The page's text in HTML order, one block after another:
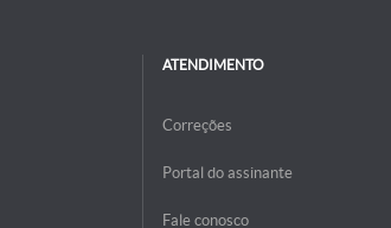
ATENDIMENTO
Correções
Portal do assinante
Fale conosco